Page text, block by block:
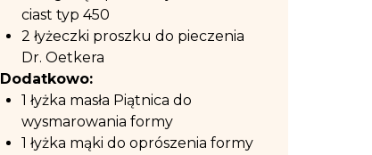
ciast typ 450
2 łyżeczki proszku do pieczenia
Dr. Oetkera
Dodatkowo:
1 łyżka masła Piątnica do
wysmarowania formy
1 łyżka mąki do oprószenia formy